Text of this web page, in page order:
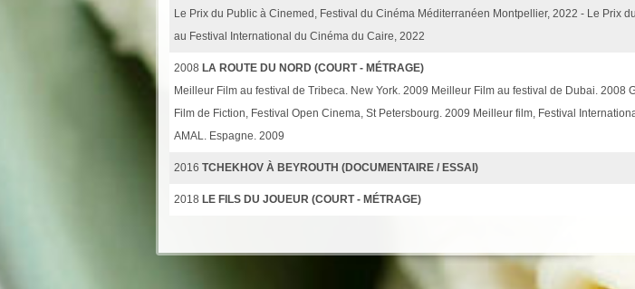
Le Prix du Public à Cinemed, Festival du Cinéma Méditerranéen Montpellier, 2022 - Le Prix
au Festival International du Cinéma du Caire, 2022
2008 LA ROUTE DU NORD (COURT - MÉTRAGE)
Meilleur Film au festival de Tribeca. New York. 2009 Meilleur Film au festival de Dubai. 2008
Film de Fiction, Festival Open Cinema, St Petersbourg. 2009 Meilleur film, Festival
AMAL. Espagne. 2009
2016 TCHEKHOV À BEYROUTH (DOCUMENTAIRE / ESSAI)
2018 LE FILS DU JOUEUR (COURT - MÉTRAGE)